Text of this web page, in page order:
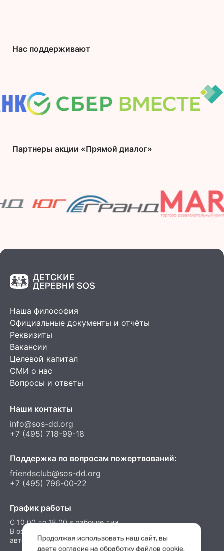
Нас поддерживают
Партнеры акции «Прямой диалог»
Наша философия
Официальные документы и отчёты
Реквизиты
Вакансии
Целевой капитал
СМИ о нас
Вопросы и ответы
Наши контакты
info@sos-dd.org
+7 (495) 718-99-18
Поддержка по вопросам пожертвований:
friendsclub@sos-dd.org
+7 (495) 796-00-22
График работы
C 10.00 до 18.00 в рабочие дни
В остальные часы можно оставить сообщение на
автоответчикПродолжая использовать наш сайт, вы
даете согласие на обработку файлов cookie,